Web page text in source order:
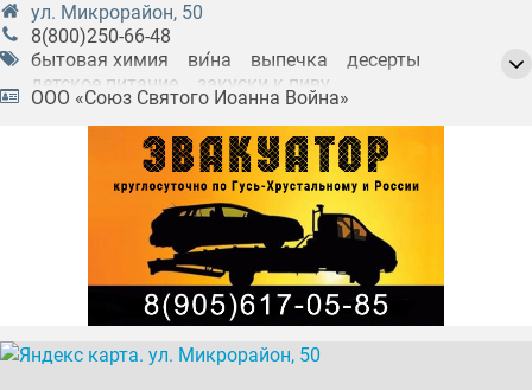
ул. Микрорайон, 50
8(800)250-66-48
бытовая химия
ви́на выпечка
десерты
детское питание
закуски к пиву
колбасные изделия
кондитерские изделия
крепкие напитки
куриные полуфабрикаты
молоко
молочные продукты
мясные полуфабрикаты
мясо куриное мясо птицы
овощи орехи
пиво
полуфабрикаты
приправы продукты
рыба замороженная
рыба холодного копчения
рыбные полуфабрикаты
сигареты
сладости
спиртные напитки
сыры
табачные изделия
фрукты
хлеб
хлебобулочные изделия
хозяйственные товары
ООО «Союз Святого Иоанна Война»